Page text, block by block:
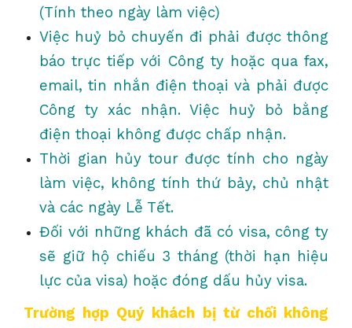
(Tính theo ngày làm việc)
Việc huỷ bỏ chuyến đi phải được thông
báo trực tiếp với Công ty hoặc qua fax,
email, tin nhắn điện thoại và phải được
Công ty xác nhận. Việc huỷ bỏ bằng
điện thoại không được chấp nhận.
Thời gian hủy tour được tính cho ngày
làm việc, không tính thứ bảy, chủ nhật
và các ngày Lễ Tết.
Đối với những khách đã có visa, công ty
sẽ giữ hộ chiếu 3 tháng (thời hạn hiệu
lực của visa) hoặc đóng dấu hủy visa.
Trường hợp Quý khách bị từ chối không